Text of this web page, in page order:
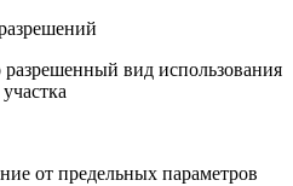
вид использования
от предельных параметров